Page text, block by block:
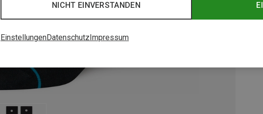
NICHT EINVERSTANDEN
EinstellungenDatenschutz Impressum